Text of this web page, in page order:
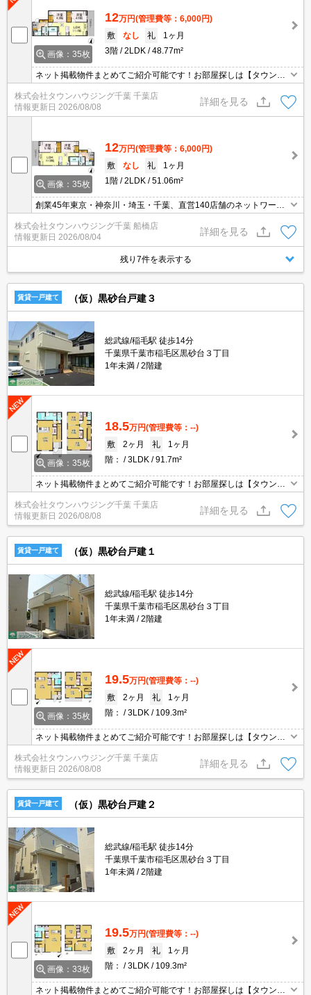
画像：35枚
12万円(管理費等：6,000円)
敷
なし 礼
1ヶ月
3階
2LDK 48.77m²
ネット掲載物件まとめてご紹介可能です！お部屋探しは【タウンハ
ウジング】にお任せください！※オンライン内見・現地待ち合わせ
は事前にご相談ください。
株式会社タウンハウジング千葉 千葉店
情報更新日 2026/08/08
詳細を見る
画像：35枚
12万円(管理費等：6,000円)
敷
なし 礼
1ヶ月
1階
2LDK 51.06m²
創業45年東京・神奈川・埼玉・千葉、直営140店舗のネットワーク
でお部屋探しをサポートするタウンハウジング。お部屋探しは【タ
ウンハウジング】にお任せ下さい！
株式会社タウンハウジング千葉 船橋店
情報更新日 2026/08/04
詳細を見る
残り7件を表示する
賃貸一戸建て （仮）黒砂台戸建３
総武線/稲毛駅 徒歩14分
千葉県千葉市稲毛区黒砂台３丁目
1年未満
2階建
画像：35枚
18.5万円(管理費等：--)
敷
2ヶ月 礼
1ヶ月
階：
3LDK 91.7m²
ネット掲載物件まとめてご紹介可能です！お部屋探しは【タウンハ
ウジング】にお任せください！※オンライン内見・現地待ち合わせ
は事前にご相談ください。
株式会社タウンハウジング千葉 千葉店
情報更新日 2026/08/08
詳細を見る
賃貸一戸建て （仮）黒砂台戸建１
総武線/稲毛駅 徒歩14分
千葉県千葉市稲毛区黒砂台３丁目
1年未満
2階建
画像：35枚
19.5万円(管理費等：--)
敷
2ヶ月 礼
1ヶ月
階：
3LDK 109.3m²
ネット掲載物件まとめてご紹介可能です！お部屋探しは【タウンハ
ウジング】にお任せください！※オンライン内見・現地待ち合わせ
は事前にご相談ください。
株式会社タウンハウジング千葉 千葉店
情報更新日 2026/08/08
詳細を見る
賃貸一戸建て （仮）黒砂台戸建２
総武線/稲毛駅 徒歩14分
千葉県千葉市稲毛区黒砂台３丁目
1年未満
2階建
画像：33枚
19.5万円(管理費等：--)
敷
2ヶ月 礼
1ヶ月
階：
3LDK 109.3m²
ネット掲載物件まとめてご紹介可能です！お部屋探しは【タウンハ